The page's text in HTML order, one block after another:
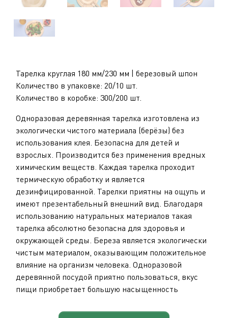
Тарелка круглая 180 мм/230 мм | березовый шпон
Количество в упаковке: 20/10 шт.
Количество в коробке: 300/200 шт.
Одноразовая деревянная тарелка изготовлена из
экологически чистого материала (берёзы) без
использования клея. Безопасна для детей и
взрослых. Производится без применения вредных
химическим веществ. Каждая тарелка проходит
термическую обработку и является
дезинфицированной. Тарелки приятны на ощупь и
имеют презентабельный внешний вид. Благодаря
использованию натуральных материалов такая
тарелка абсолютно безопасна для здоровья и
окружающей среды. Береза является экологически
чистым материалом, оказывающим положительное
влияние на организм человека. Одноразовой
деревянной посудой приятно пользоваться, вкус
пищи приобретает большую насыщенность